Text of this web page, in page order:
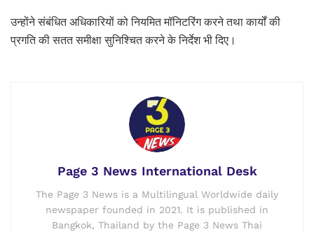
उन्होंने संबंधित अधिकारियों को नियमित मॉनिटरिंग करने तथा कार्यों की
प्रगति की सतत समीक्षा सुनिश्चित करने के निर्देश भी दिए।
Page 3 News International Desk
The Page 3 News is a Multilingual Worldwide daily
newspaper founded in 2021. It is published in
Bangkok, Thailand by the Page 3 News Thai